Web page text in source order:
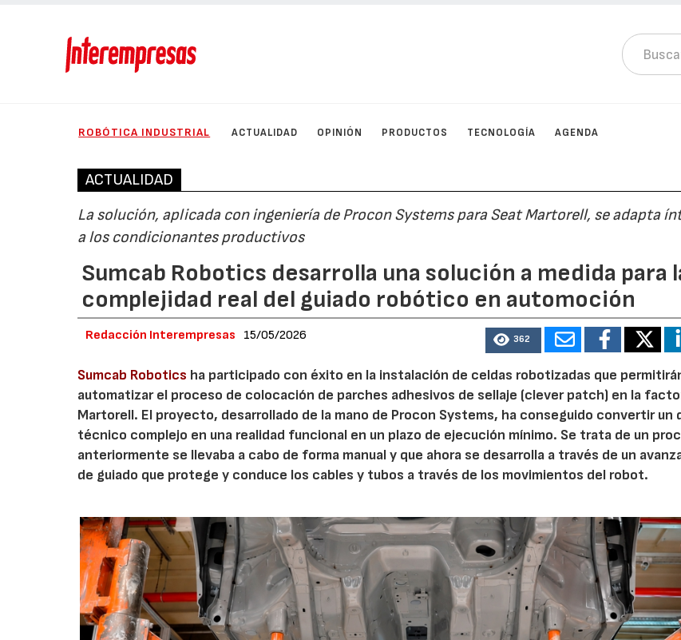
ROBÓTICA INDUSTRIAL ACTUALIDAD OPINIÓN PRODUCTOS TECNOLOGÍA AGENDA
ACTUALIDAD
La solución, aplicada con ingeniería de Procon Systems para Seat Martorell, se adapta
a los condicionantes productivos
Sumcab Robotics desarrolla una solución a medida para
complejidad real del guiado robótico en automoción
Redacción Interempresas 15/05/2026 362
Sumcab Robotics ha participado con éxito en la instalación de celdas robotizadas que
automatizar el proceso de colocación de parches adhesivos de sellaje (clever patch) en la
Martorell. El proyecto, desarrollado de la mano de Procon Systems, ha conseguido convertir un
técnico complejo en una realidad funcional en un plazo de ejecución mínimo. Se trata de un
anteriormente se llevaba a cabo de forma manual y que ahora se desarrolla a través de un
de guiado que protege y conduce los cables y tubos a través de los movimientos del robot.